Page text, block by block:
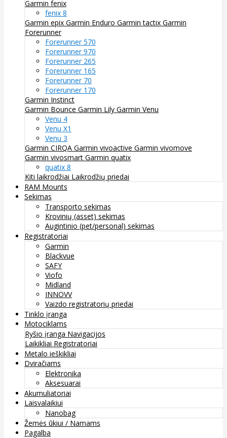
Garmin fenix
fenix 8
Garmin epix Garmin Enduro Garmin tactix Garmin
Forerunner
Forerunner 570
Forerunner 970
Forerunner 265
Forerunner 165
Forerunner 70
Forerunner 170
Garmin Instinct
Garmin Bounce Garmin Lily Garmin Venu
Venu 4
Venu X1
Venu 3
Garmin CIRQA Garmin vivoactive Garmin vivomove
Garmin vivosmart Garmin quatix
quatix 8
Kiti laikrodžiai Laikrodžių priedai
RAM Mounts
Sekimas
Transporto sekimas
Krovinių (asset) sekimas
Augintinio (pet/personal) sekimas
Registratoriai
Garmin
Blackvue
SAFY
Viofo
Midland
INNOVV
Vaizdo registratorių priedai
Tinklo įranga
Motociklams
Ryšio įranga Navigacijos
Laikikliai Registratoriai
Metalo ieškikliai
Dviračiams
Elektronika
Aksesuarai
Akumuliatoriai
Laisvalaikiui
Nanobag
Žemės ūkiui / Namams
Pagalba